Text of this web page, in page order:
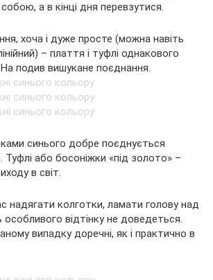
а в кінці дня перевзутися.
хоча і дуже просте (можна навіть
– плаття і туфлі однакового
На подив вишукане поєднання.
синього добре поєднується
Туфлі або босоніжки «під золото» –
в світ.
надягати колготки, ламати голову над
відтінку не доведеться.
випадку доречні, як і практично в